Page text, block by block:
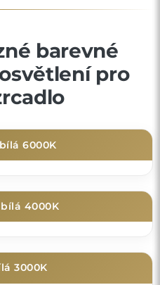
barevné
pro
6000K
4000K
3000K